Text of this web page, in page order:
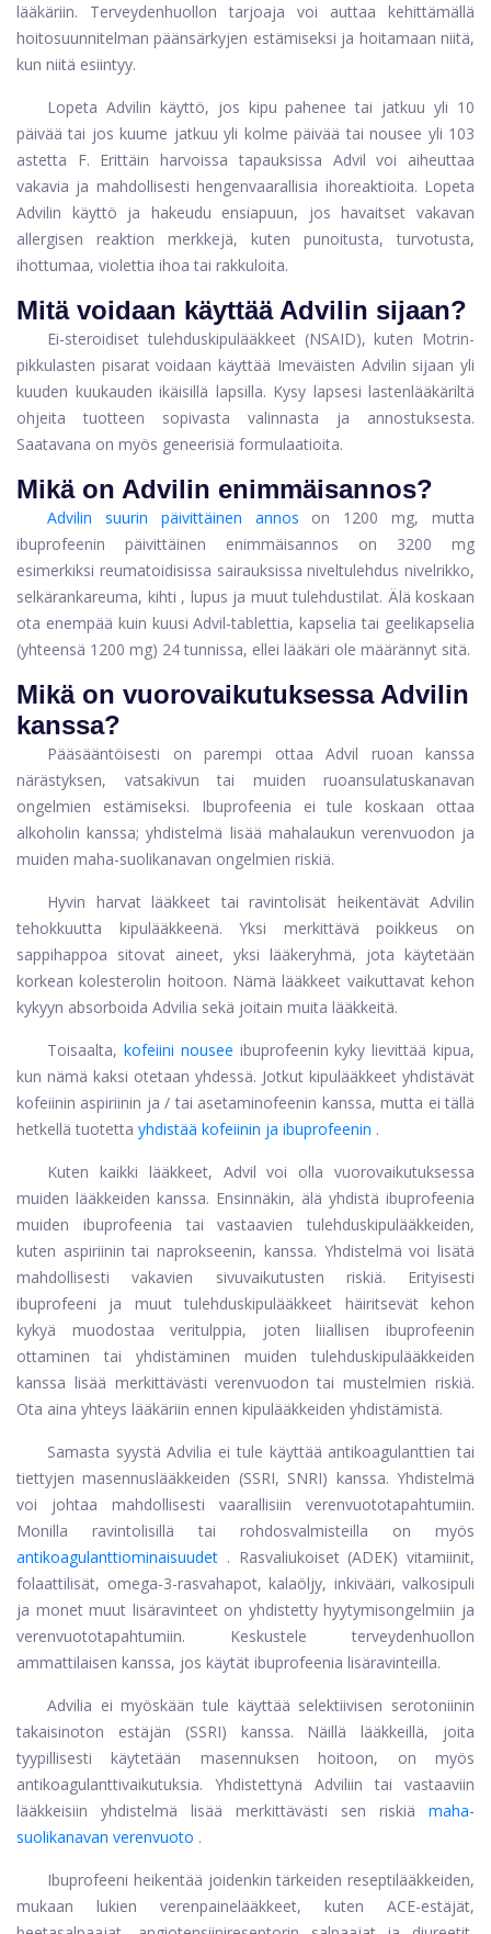
lääkäriin. Terveydenhuollon tarjoaja voi auttaa kehittämällä
hoitosuunnitelman päänsärkyjen estämiseksi ja hoitamaan niitä,
kun niitä esiintyy.
Lopeta Advilin käyttö, jos kipu pahenee tai jatkuu yli 10
päivää tai jos kuume jatkuu yli kolme päivää tai nousee yli 103
astetta F. Erittäin harvoissa tapauksissa Advil voi aiheuttaa
vakavia ja mahdollisesti hengenvaarallisia ihoreaktioita. Lopeta
Advilin käyttö ja hakeudu ensiapuun, jos havaitset vakavan
allergisen reaktion merkkejä, kuten punoitusta, turvotusta,
ihottumaa, violettia ihoa tai rakkuloita.
Mitä voidaan käyttää Advilin sijaan?
Ei-steroidiset tulehduskipulääkkeet (NSAID), kuten Motrin-
pikkulasten pisarat voidaan käyttää Imeväisten Advilin sijaan yli
kuuden kuukauden ikäisillä lapsilla. Kysy lapsesi lastenlääkäriltä
ohjeita tuotteen sopivasta valinnasta ja annostuksesta.
Saatavana on myös geneerisiä formulaatioita.
Mikä on Advilin enimmäisannos?
Advilin suurin päivittäinen annos
on 1200 mg, mutta
ibuprofeenin päivittäinen enimmäisannos on 3200 mg
esimerkiksi reumatoidisissa sairauksissa niveltulehdus nivelrikko,
selkärankareuma, kihti , lupus ja muut tulehdustilat. Älä koskaan
ota enempää kuin kuusi Advil-tablettia, kapselia tai geelikapselia
(yhteensä 1200 mg) 24 tunnissa, ellei lääkäri ole määrännyt sitä.
Mikä on vuorovaikutuksessa Advilin
kanssa?
Pääsääntöisesti on parempi ottaa Advil ruoan kanssa
närästyksen, vatsakivun tai muiden ruoansulatuskanavan
ongelmien estämiseksi. Ibuprofeenia ei tule koskaan ottaa
alkoholin kanssa; yhdistelmä lisää mahalaukun verenvuodon ja
muiden maha-suolikanavan ongelmien riskiä.
Hyvin harvat lääkkeet tai ravintolisät heikentävät Advilin
tehokkuutta kipulääkkeenä. Yksi merkittävä poikkeus on
sappihappoa sitovat aineet, yksi lääkeryhmä, jota käytetään
korkean kolesterolin hoitoon. Nämä lääkkeet vaikuttavat kehon
kykyyn absorboida Advilia sekä joitain muita lääkkeitä.
Toisaalta, kofeiini nousee ibuprofeenin kyky lievittää kipua,
kun nämä kaksi otetaan yhdessä. Jotkut kipulääkkeet yhdistävät
kofeiinin aspiriinin ja / tai asetaminofeenin kanssa, mutta ei tällä
hetkellä tuotetta yhdistää kofeiinin ja ibuprofeenin .
Kuten kaikki lääkkeet, Advil voi olla vuorovaikutuksessa
muiden lääkkeiden kanssa. Ensinnäkin, älä yhdistä ibuprofeenia
muiden ibuprofeenia tai vastaavien tulehduskipulääkkeiden,
kuten aspiriinin tai naprokseenin, kanssa. Yhdistelmä voi lisätä
mahdollisesti vakavien sivuvaikutusten riskiä. Erityisesti
ibuprofeeni ja muut tulehduskipulääkkeet häiritsevät kehon
kykyä muodostaa veritulppia, joten liiallisen ibuprofeenin
ottaminen tai yhdistäminen muiden tulehduskipulääkkeiden
kanssa lisää merkittävästi verenvuodon tai mustelmien riskiä.
Ota aina yhteys lääkäriin ennen kipulääkkeiden yhdistämistä.
Samasta syystä Advilia ei tule käyttää antikoagulanttien tai
tiettyjen masennuslääkkeiden (SSRI, SNRI) kanssa. Yhdistelmä
voi johtaa mahdollisesti vaarallisiin verenvuototapahtumiin.
Monilla ravintolisillä tai rohdosvalmisteilla on myös
antikoagulanttiominaisuudet . Rasvaliukoiset (ADEK) vitamiinit,
folaattilisät, omega-3-rasvahapot, kalaöljy, inkivääri, valkosipuli
ja monet muut lisäravinteet on yhdistetty hyytymisongelmiin ja
verenvuototapahtumiin. Keskustele terveydenhuollon
ammattilaisen kanssa, jos käytät ibuprofeenia lisäravinteilla.
Advilia ei myöskään tule käyttää selektiivisen serotoniinin
takaisinoton estäjän (SSRI) kanssa. Näillä lääkkeillä, joita
tyypillisesti käytetään masennuksen hoitoon, on myös
antikoagulanttivaikutuksia. Yhdistettynä Adviliin tai vastaaviin
lääkkeisiin yhdistelmä lisää merkittävästi sen riskiä
maha-
suolikanavan verenvuoto .
Ibuprofeeni heikentää joidenkin tärkeiden reseptilääkkeiden,
mukaan lukien verenpainelääkkeet, kuten ACE-estäjät,